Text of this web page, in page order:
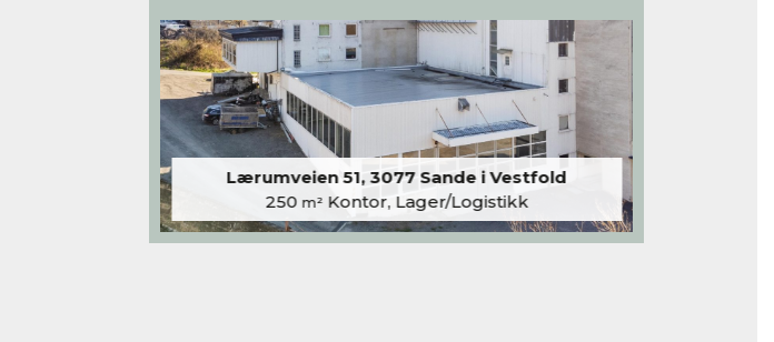
Lærumveien 51, 3077 Sande i Vestfold
250 m² Kontor, Lager/Logistikk